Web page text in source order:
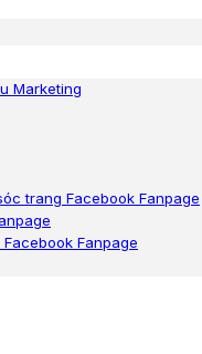
Marketing
trang Facebook Fanpage
Fanpage